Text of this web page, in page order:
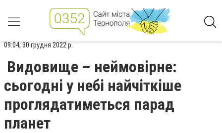
09:04, 30 грудня 2022 р.
Видовище – неймовірне:
сьогодні у небі найчіткіше
проглядатиметься парад
планет